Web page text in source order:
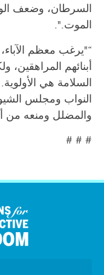
السرطان، وضعف
الموت.".
“"يرغب معظم
أبنائهم
السلامة هي
النواب ومجلس
والمضلل ومنعه من
# # #